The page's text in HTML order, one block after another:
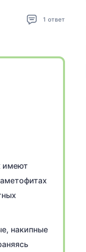
1 ответ
имеют
накипные